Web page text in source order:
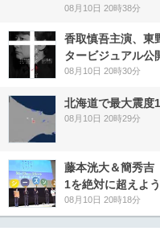
08月10日 20時38分
香取慎吾主演、東
タービジュアル公
08月10日 20時30分
北海道で最大震
08月10日 20時29分
藤本洸大＆簡秀吉
1を絶対に超えよう
08月10日 20時18分